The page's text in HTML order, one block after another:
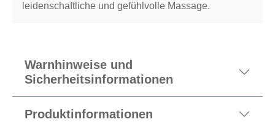
leidenschaftliche und gefühlvolle Massage.
Warnhinweise und
Sicherheitsinformationen
Produktinformationen